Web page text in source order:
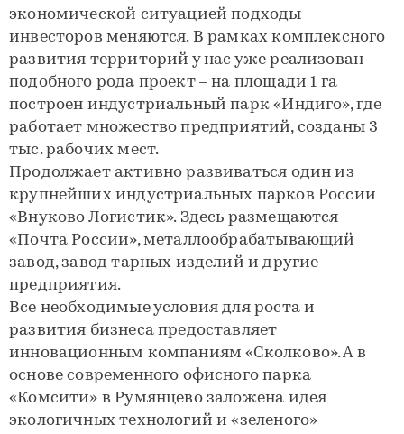
экономической ситуацией подходы
инвесторов меняются. В рамках комплексного
развития территорий у нас уже реализован
подобного рода проект – на площади 1 га
построен индустриальный парк «Индиго», где
работает множество предприятий, созданы 3
тыс. рабочих мест.
Продолжает активно развиваться один из
крупнейших индустриальных парков России
«Внуково Логистик». Здесь размещаются
«Почта России», металлообрабатывающий
завод, завод тарных изделий и другие
предприятия.
Все необходимые условия для роста и
развития бизнеса предоставляет
инновационным компаниям «Сколково». А в
основе современного офисного парка
«Комсити» в Румянцево заложена идея
экологичных технологий и «зеленого»